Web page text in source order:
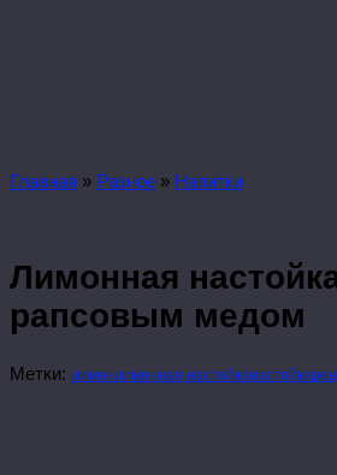
Главная » Разное » Напитки
Лимонная
рапсовым медом
Метки: лимонлимонная настойканастойка